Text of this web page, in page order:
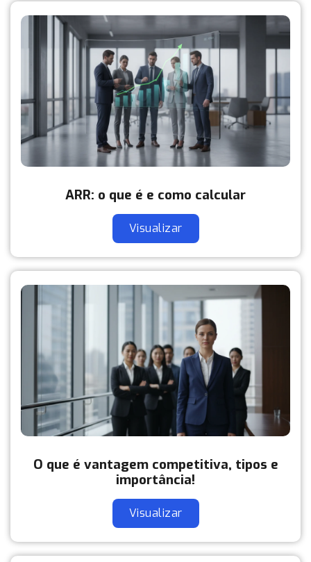
ARR: o que é e como calcular
Visualizar
O que é vantagem competitiva, tipos e
importância!
Visualizar